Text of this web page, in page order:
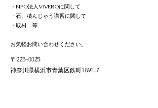
・NPO法人VIVEROに関して
・石、積んじゃう講習に関して
・取材…等
お気軽お問い合わせください。
〒225-0025
神奈川県横浜市青葉区鉄町1891−7